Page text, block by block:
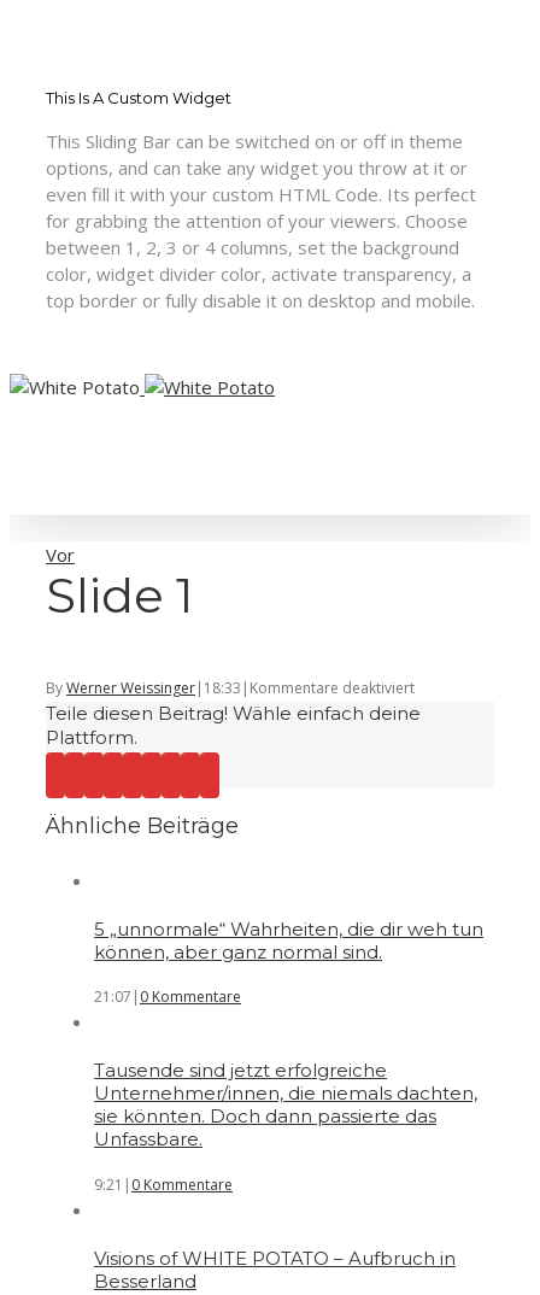
This Is A Custom Widget
This Sliding Bar can be switched on or off in theme
options, and can take any widget you throw at it or
even fill it with your custom HTML Code. Its perfect
for grabbing the attention of your viewers. Choose
between 1, 2, 3 or 4 columns, set the background
color, widget divider color, activate transparency, a
top border or fully disable it on desktop and mobile.
Vor
Slide 1
ByWerner Weissinger| 18:33 | Kommentare deaktiviertfür
Slide
Teile diesen Beitrag! Wähle einfach deine
Plattform.
Ähnliche Beiträge
5 „unnormale“ Wahrheiten, die dir weh tun
können, aber ganz normal sind.
21:07 | 0 Kommentare
Tausende sind jetzt erfolgreiche
Unternehmer/innen, die niemals dachten,
sie könnten. Doch dann passierte das
Unfassbare.
9:21 | 0 Kommentare
Visions of WHITE POTATO – Aufbruch in
Besserland